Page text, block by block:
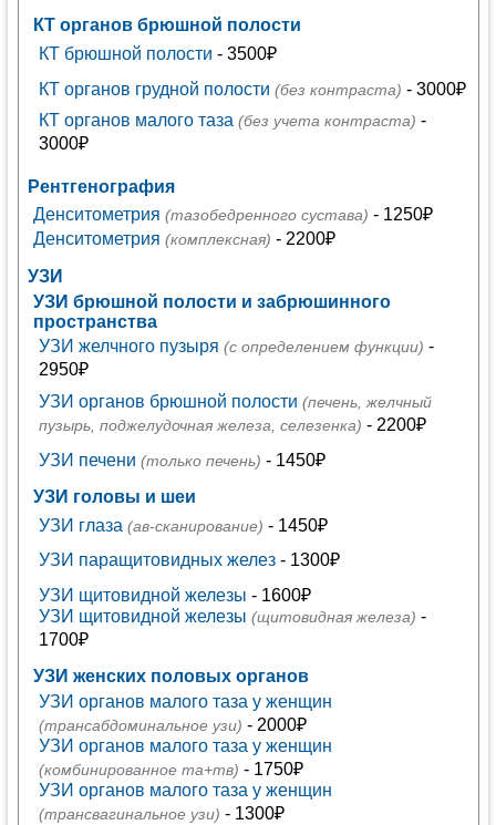
КТ органов брюшной полости
КТ брюшной полости - 3500₽
КТ органов грудной полости (без контраста) - 3000₽
КТ органов малого таза (без учета контраста) -
3000₽
Рентгенография
Денситометрия (тазобедренного сустава) - 1250₽
Денситометрия (комплексная) - 2200₽
УЗИ
УЗИ брюшной полости и забрюшинного
пространства
УЗИ желчного пузыря (с определением функции) -
2950₽
УЗИ органов брюшной полости (печень, желчный
пузырь, поджелудочная железа, селезенка) - 2200₽
УЗИ печени (только печень) - 1450₽
УЗИ головы и шеи
УЗИ глаза (ав-сканирование) - 1450₽
УЗИ паращитовидных желез- 1300₽
УЗИ щитовидной железы - 1600₽
УЗИ щитовидной железы (щитовидная железа) -
1700₽
УЗИ женских половых органов
УЗИ органов малого таза у женщин
(трансабдоминальное узи) - 2000₽
УЗИ органов малого таза у женщин
(комбинированное та+тв) - 1750₽
УЗИ органов малого таза у женщин
(трансвагинальное узи) - 1300₽